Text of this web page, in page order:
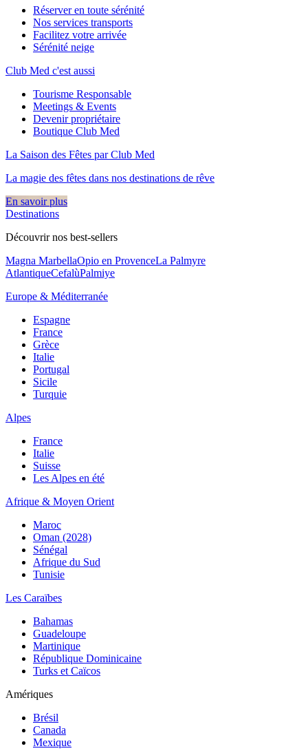
Réserver en toute sérénité
Nos services transports
Facilitez votre arrivée
Sérénité neige
Club Med c'est aussi
Tourisme Responsable
Meetings & Events
Devenir propriétaire
Boutique Club Med
La Saison des Fêtes par Club Med
La magie des fêtes dans nos destinations de rêve​
En savoir plus
Destinations
Découvrir nos best-sellers
Magna MarbellaOpio en ProvenceLa Palmyre
AtlantiqueCefalùPalmiye
Europe & Méditerranée
Espagne
France
Grèce
Italie
Portugal
Sicile
Turquie
Alpes
France
Italie
Suisse
Les Alpes en été
Afrique & Moyen Orient
Maroc
Oman (2028)
Sénégal
Afrique du Sud
Tunisie
Les Caraïbes
Bahamas
Guadeloupe
Martinique
République Dominicaine
Turks et Caïcos
Amériques
Brésil
Canada
Mexique